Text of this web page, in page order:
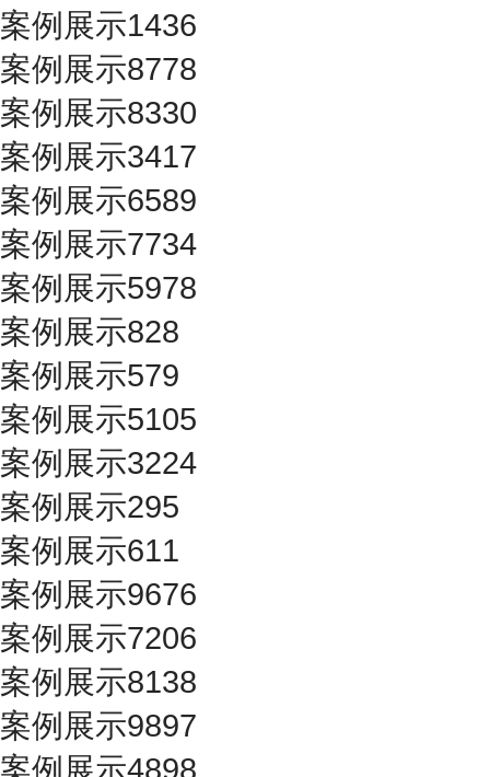
案例展示1436
案例展示8778
案例展示8330
案例展示3417
案例展示6589
案例展示7734
案例展示5978
案例展示828
案例展示579
案例展示5105
案例展示3224
案例展示295
案例展示611
案例展示9676
案例展示7206
案例展示8138
案例展示9897
案例展示4898